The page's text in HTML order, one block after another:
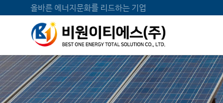
올바른 에너지문화를 리드하는 기업